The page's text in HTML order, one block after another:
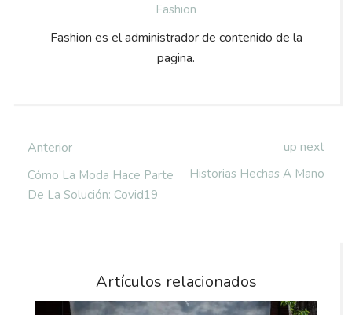
Fashion
Fashion es el administrador de contenido de la
pagina.
Anterior
Cómo La Moda Hace Parte
De La Solución: Covid19
up next
Historias Hechas A Mano
Artículos relacionados